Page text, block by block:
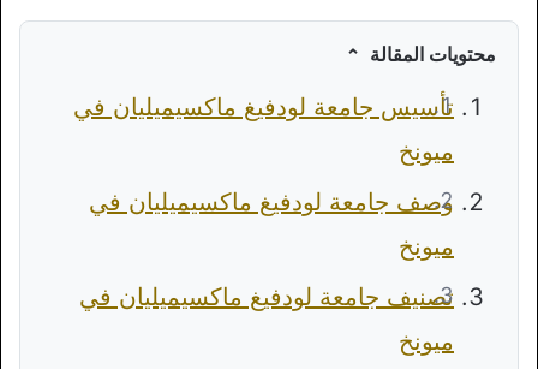
محتويات المقالة
تأسيس جامعة لودفيغ ماكسيميليان في
ميونخ
وصف جامعة لودفيغ ماكسيميليان في
ميونخ
تصنيف جامعة لودفيغ ماكسيميليان في
ميونخ